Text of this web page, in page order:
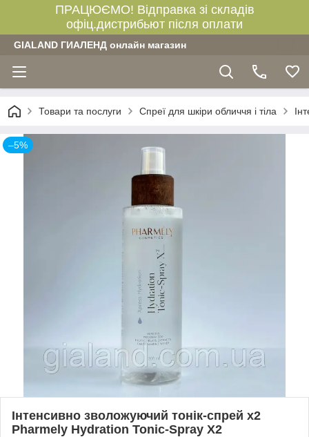
ПРАЦЮЄМО! Відправка зі складів
офіц.дистрибьют після оплати
GIALAND ГИАЛЕНД онлайн магазин
Товари та послуги Спреї для шкіри обличчя і тіла
–5%
Інтенсивно зволожуючий тонік-спрей х2
Pharmely Hydration Tonic-Spray X2